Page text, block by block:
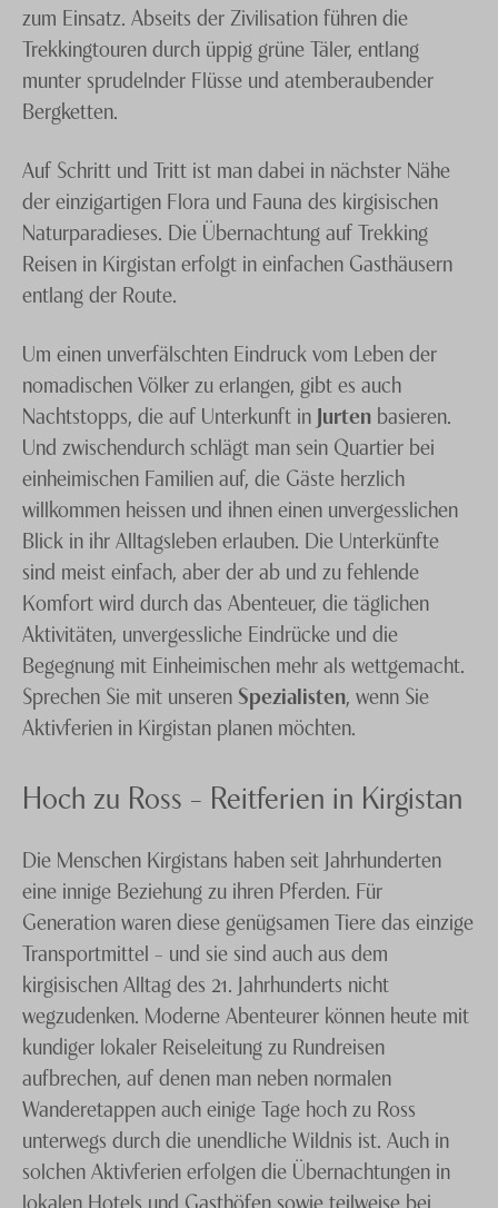
zum Einsatz. Abseits der Zivilisation führen die
Trekkingtouren durch üppig grüne Täler, entlang
munter sprudelnder Flüsse und atemberaubender
Bergketten.
Auf Schritt und Tritt ist man dabei in nächster Nähe
der einzigartigen Flora und Fauna des kirgisischen
Naturparadieses. Die Übernachtung auf Trekking
Reisen in Kirgistan erfolgt in einfachen Gasthäusern
entlang der Route.
Um einen unverfälschten Eindruck vom Leben der
nomadischen Völker zu erlangen, gibt es auch
Nachtstopps, die auf Unterkunft in Jurten basieren.
Und zwischendurch schlägt man sein Quartier bei
einheimischen Familien auf, die Gäste herzlich
willkommen heissen und ihnen einen unvergesslichen
Blick in ihr Alltagsleben erlauben. Die Unterkünfte
sind meist einfach, aber der ab und zu fehlende
Komfort wird durch das Abenteuer, die täglichen
Aktivitäten, unvergessliche Eindrücke und die
Begegnung mit Einheimischen mehr als wettgemacht.
Sprechen Sie mit unseren Spezialisten, wenn Sie
Aktivferien in Kirgistan planen möchten.
Hoch zu Ross – Reitferien in Kirgistan
Die Menschen Kirgistans haben seit Jahrhunderten
eine innige Beziehung zu ihren Pferden. Für
Generation waren diese genügsamen Tiere das einzige
Transportmittel – und sie sind auch aus dem
kirgisischen Alltag des 21. Jahrhunderts nicht
wegzudenken. Moderne Abenteurer können heute mit
kundiger lokaler Reiseleitung zu Rundreisen
aufbrechen, auf denen man neben normalen
Wanderetappen auch einige Tage hoch zu Ross
unterwegs durch die unendliche Wildnis ist. Auch in
solchen Aktivferien erfolgen die Übernachtungen in
lokalen Hotels und Gasthöfen sowie teilweise bei